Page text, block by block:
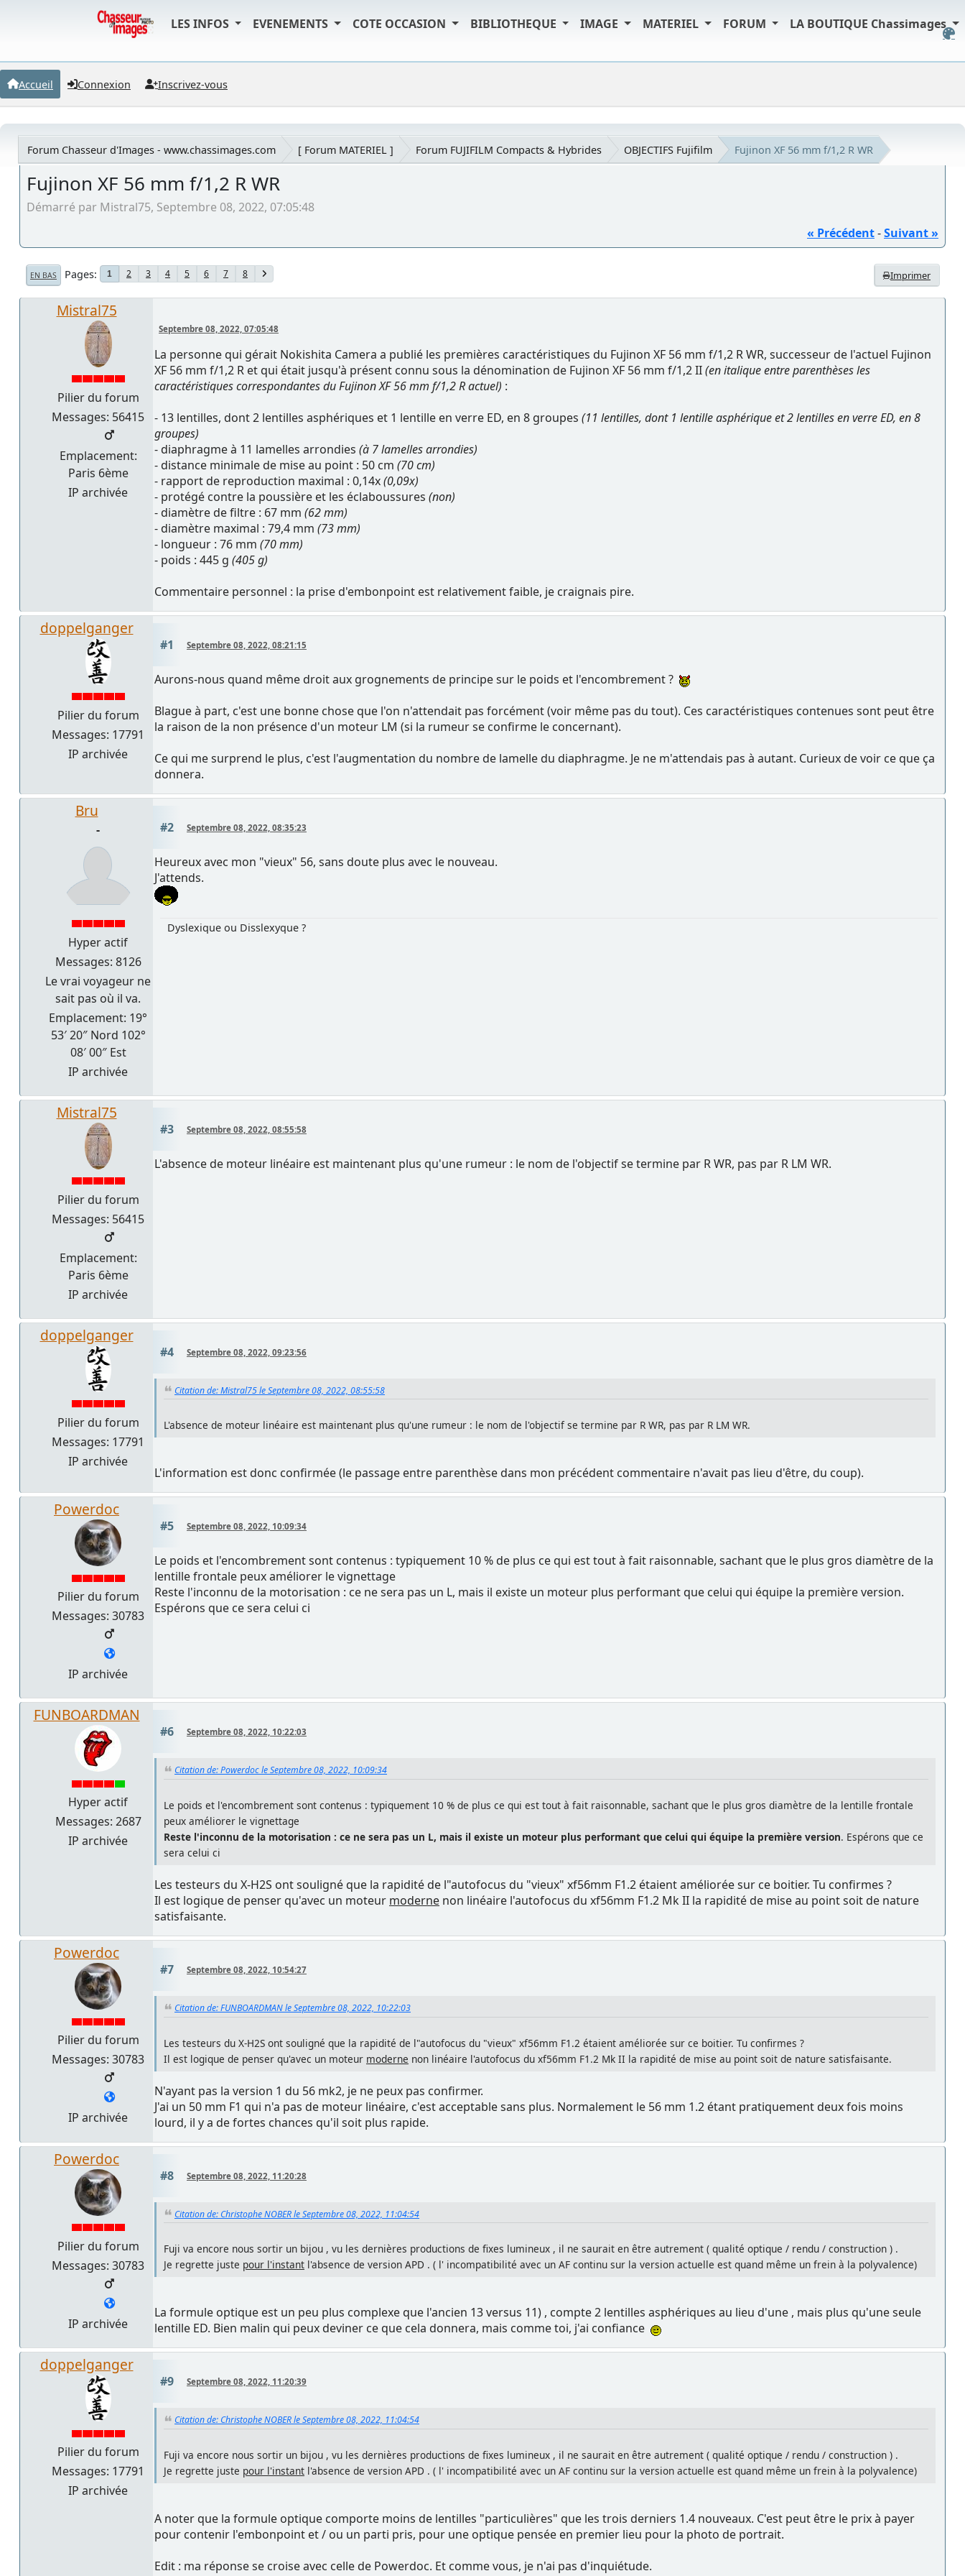
LES INFOS EVENEMENTS COTE OCCASION BIBLIOTHEQUE IMAGE MATERIEL FORUM LA BOUTIQUE Chassimages
Accueil Connexion Inscrivez-vous
Forum Chasseur d'Images - www.chassimages.com [ Forum MATERIEL ] Forum FUJIFILM Compacts & Hybrides OBJECTIFS Fujifilm Fujinon XF 56 mm f/1,2 R WR
Fujinon XF 56 mm f/1,2 R WR
Démarré par Mistral75, Septembre 08, 2022, 07:05:48
« Précédent-Suivant »
Imprimer
EN BAS Pages 1 2 3 4 5 6 7 8
Mistral75
Pilier du forum
Messages: 56415
Emplacement:
Paris 6ème
IP archivée
Septembre 08, 2022, 07:05:48
La personne qui gérait Nokishita Camera a publié les premières caractéristiques du Fujinon XF 56 mm f/1,2 R WR, successeur de l'actuel Fujinon
XF 56 mm f/1,2 R et qui était jusqu'à présent connu sous la dénomination de Fujinon XF 56 mm f/1,2 II(en italique entre parenthèses les
caractéristiques correspondantes du Fujinon XF 56 mm f/1,2 R actuel) :
- 13 lentilles, dont 2 lentilles asphériques et 1 lentille en verre ED, en 8 groupes (11 lentilles, dont 1 lentille asphérique et 2 lentilles en verre ED, en 8
groupes)
- diaphragme à 11 lamelles arrondies (à 7 lamelles arrondies)
- distance minimale de mise au point : 50 cm (70 cm)
- rapport de reproduction maximal : 0,14x(0,09x)
- protégé contre la poussière et les éclaboussures (non)
- diamètre de filtre : 67 mm (62 mm)
- diamètre maximal : 79,4 mm (73 mm)
- longueur : 76 mm (70 mm)
- poids : 445 g (405 g)
Commentaire personnel : la prise d'embonpoint est relativement faible, je craignais pire.
doppelganger
Pilier du forum
Messages: 17791
IP archivée
#1 Septembre 08, 2022, 08:21:15
Aurons-nous quand même droit aux grognements de principe sur le poids et l'encombrement ?
Blague à part, c'est une bonne chose que l'on n'attendait pas forcément (voir même pas du tout). Ces caractéristiques contenues sont peut être
la raison de la non présence d'un moteur LM (si la rumeur se confirme le concernant).
Ce qui me surprend le plus, c'est l'augmentation du nombre de lamelle du diaphragme. Je ne m'attendais pas à autant. Curieux de voir ce que ça
donnera.
Bru
-
Hyper actif
Messages: 8126
Le vrai voyageur ne
sait pas où il va.
Emplacement: 19°
53′ 20″ Nord 102°
08′ 00″ Est
IP archivée
#2 Septembre 08, 2022, 08:35:23
Heureux avec mon "vieux" 56, sans doute plus avec le nouveau.
J'attends.
Dyslexique ou Disslexyque ?
Mistral75
Pilier du forum
Messages: 56415
Emplacement:
Paris 6ème
IP archivée
#3 Septembre 08, 2022, 08:55:58
L'absence de moteur linéaire est maintenant plus qu'une rumeur : le nom de l'objectif se termine par R WR, pas par R LM WR.
doppelganger
Pilier du forum
Messages: 17791
IP archivée
#4 Septembre 08, 2022, 09:23:56
Citation de: Mistral75 le Septembre 08, 2022, 08:55:58
L'absence de moteur linéaire est maintenant plus qu'une rumeur : le nom de l'objectif se termine par R WR, pas par R LM WR.
L'information est donc confirmée (le passage entre parenthèse dans mon précédent commentaire n'avait pas lieu d'être, du coup).
Powerdoc
Pilier du forum
Messages: 30783
IP archivée
#5 Septembre 08, 2022, 10:09:34
Le poids et l'encombrement sont contenus : typiquement 10 % de plus ce qui est tout à fait raisonnable, sachant que le plus gros diamètre de la
lentille frontale peux améliorer le vignettage
Reste l'inconnu de la motorisation : ce ne sera pas un L, mais il existe un moteur plus performant que celui qui équipe la première version.
Espérons que ce sera celui ci
FUNBOARDMAN
Hyper actif
Messages: 2687
IP archivée
#6 Septembre 08, 2022, 10:22:03
Citation de: Powerdoc le Septembre 08, 2022, 10:09:34
Le poids et l'encombrement sont contenus : typiquement 10 % de plus ce qui est tout à fait raisonnable, sachant que le plus gros diamètre de la lentille frontale
peux améliorer le vignettage
Reste l'inconnu de la motorisation : ce ne sera pas un L, mais il existe un moteur plus performant que celui qui équipe la première version. Espérons que ce
sera celui ci
Les testeurs du X-H2S ont souligné que la rapidité de l"autofocus du "vieux" xf56mm F1.2 étaient améliorée sur ce boitier. Tu confirmes ?
Il est logique de penser qu'avec un moteur moderne non linéaire l'autofocus du xf56mm F1.2 Mk II la rapidité de mise au point soit de nature
satisfaisante.
Powerdoc
Pilier du forum
Messages: 30783
IP archivée
#7 Septembre 08, 2022, 10:54:27
Citation de: FUNBOARDMAN le Septembre 08, 2022, 10:22:03
Les testeurs du X-H2S ont souligné que la rapidité de l"autofocus du "vieux" xf56mm F1.2 étaient améliorée sur ce boitier. Tu confirmes ?
Il est logique de penser qu'avec un moteur moderne non linéaire l'autofocus du xf56mm F1.2 Mk II la rapidité de mise au point soit de nature satisfaisante.
N'ayant pas la version 1 du 56 mk2, je ne peux pas confirmer.
J'ai un 50 mm F1 qui n'a pas de moteur linéaire, c'est acceptable sans plus. Normalement le 56 mm 1.2 étant pratiquement deux fois moins
lourd, il y a de fortes chances qu'il soit plus rapide.
Powerdoc
Pilier du forum
Messages: 30783
IP archivée
#8 Septembre 08, 2022, 11:20:28
Citation de: Christophe NOBER le Septembre 08, 2022, 11:04:54
Fuji va encore nous sortir un bijou , vu les dernières productions de fixes lumineux , il ne saurait en être autrement ( qualité optique / rendu / construction ) .
Je regrette juste pour l'instant l'absence de version APD . ( l' incompatibilité avec un AF continu sur la version actuelle est quand même un frein à la polyvalence)
La formule optique est un peu plus complexe que l'ancien 13 versus 11) , compte 2 lentilles asphériques au lieu d'une , mais plus qu'une seule
lentille ED. Bien malin qui peux deviner ce que cela donnera, mais comme toi, j'ai confiance
doppelganger
Pilier du forum
Messages: 17791
IP archivée
#9 Septembre 08, 2022, 11:20:39
Citation de: Christophe NOBER le Septembre 08, 2022, 11:04:54
Fuji va encore nous sortir un bijou , vu les dernières productions de fixes lumineux , il ne saurait en être autrement ( qualité optique / rendu / construction ) .
Je regrette juste pour l'instant l'absence de version APD . ( l' incompatibilité avec un AF continu sur la version actuelle est quand même un frein à la polyvalence)
A noter que la formule optique comporte moins de lentilles "particulières" que les trois derniers 1.4 nouveaux. C'est peut être le prix à payer
pour contenir l'embonpoint et / ou un parti pris, pour une optique pensée en premier lieu pour la photo de portrait.
Edit : ma réponse se croise avec celle de Powerdoc. Et comme vous, je n'ai pas d'inquiétude.